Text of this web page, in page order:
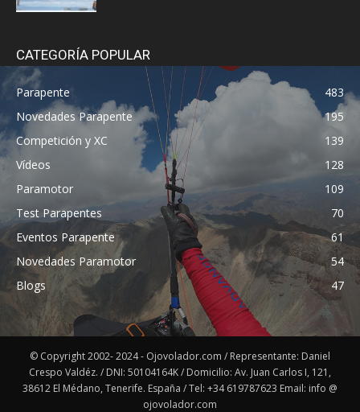
CATEGORÍA POPULAR
Parapente
483
Novedades Parapente
195
Competición y XC
139
Vídeos
128
Paramotor
109
Test Parapentes
70
Eventos Parapente
61
Novedades Paramotor
54
Blogs
47
© Copyright 2002- 2024 - Ojovolador.com / Representante: Daniel
Crespo Valdéz. / DNI: 50104164K / Domicilio: Av. Juan Carlos I, 121,
38612 El Médano, Tenerife. España / Tel: +34 619787623 Email: info @
ojovolador.com